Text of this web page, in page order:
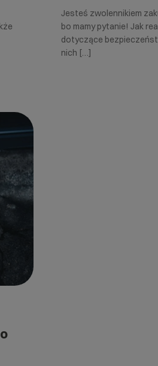
Jesteś zwolennikiem
bo mamy pytanie! Jak
dotyczące
nich […]